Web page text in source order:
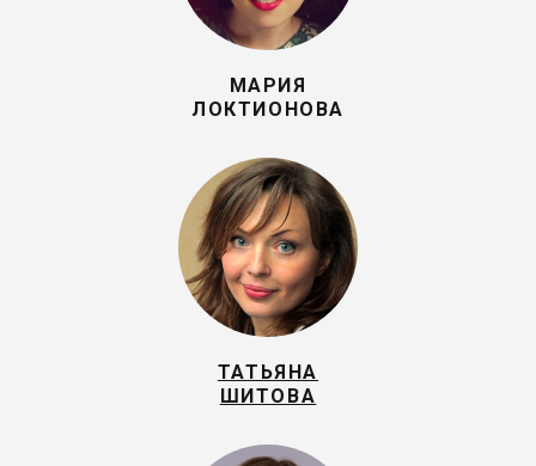
МАРИЯ
ЛОКТИОНОВА
ТАТЬЯНА
ШИТОВА